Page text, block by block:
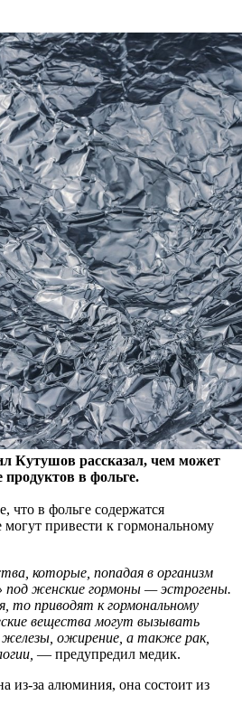
Кутушов рассказал, чем может
продуктов в фольге.
что в фольге содержатся
могут привести к гормональному
которые, попадая в организм
под женские гормоны — эстрогены.
то приводят к гормональному
вещества могут вызывать
ожирение, а также рак,
— предупредил медик.
из-за алюминия, она состоит из